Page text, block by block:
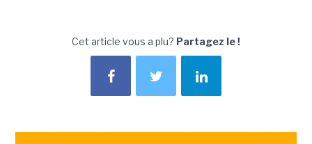
Cet article vous a plu? Partagez le !